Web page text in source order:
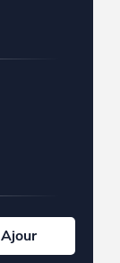
Ajour